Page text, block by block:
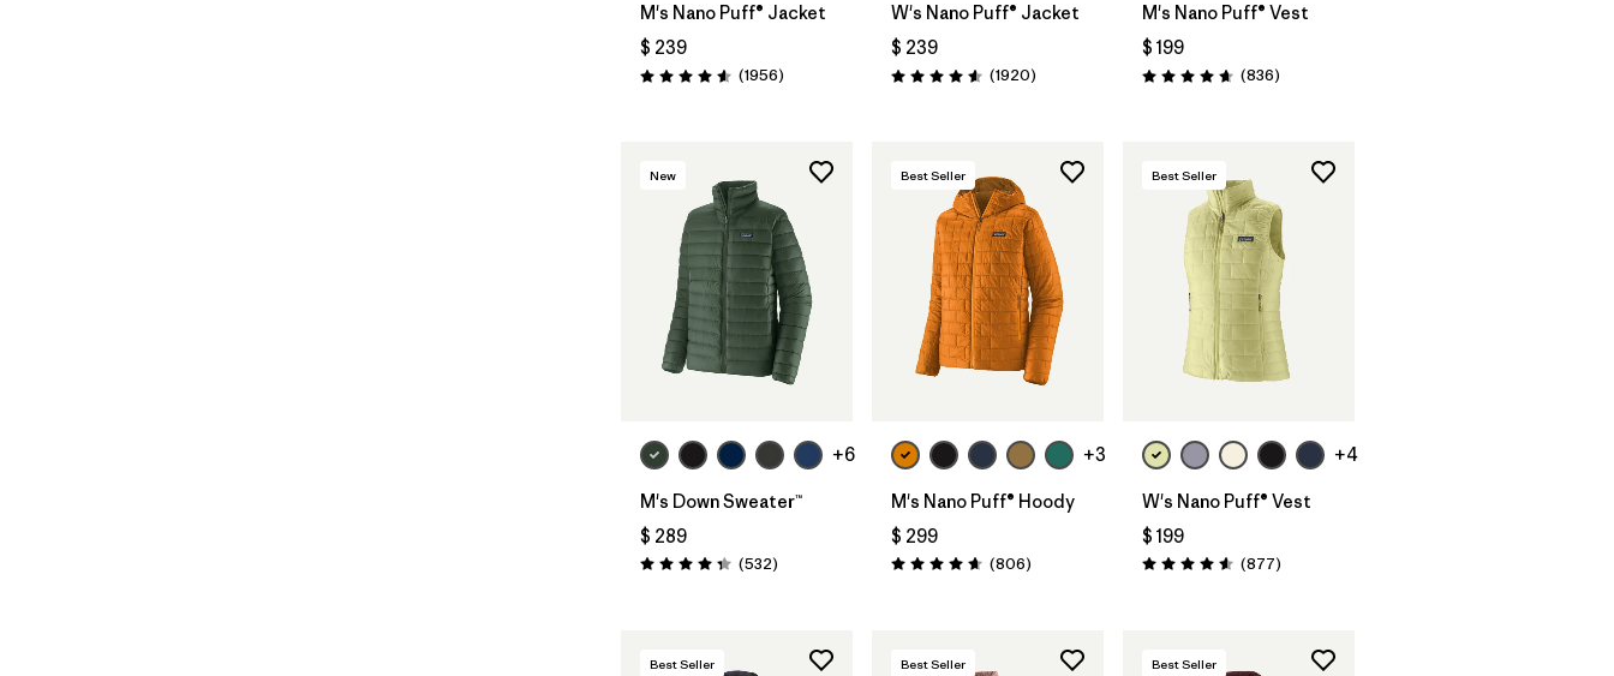
M's Nano Puff® Jacket
$ 239
Valoración: 4.6 / 5
(1956Comentarios
)
W's Nano Puff® Jacket
$ 239
Valoración: 4.6 / 5
(1920Comentarios
)
M's Nano Puff® Vest
$ 199
Valoración: 4.7 / 5
(836Comentarios
)
New
+6
M's Down Sweater™
$ 289
Valoración: 4.4 / 5
(532Comentarios
)
Best Seller
+3
M's Nano Puff® Hoody
$ 299
Valoración: 4.6 / 5
(806Comentarios
)
Best Seller
+4
W's Nano Puff® Vest
$ 199
Valoración: 4.6 / 5
(877Comentarios
)
Best Seller Best Seller Best Seller